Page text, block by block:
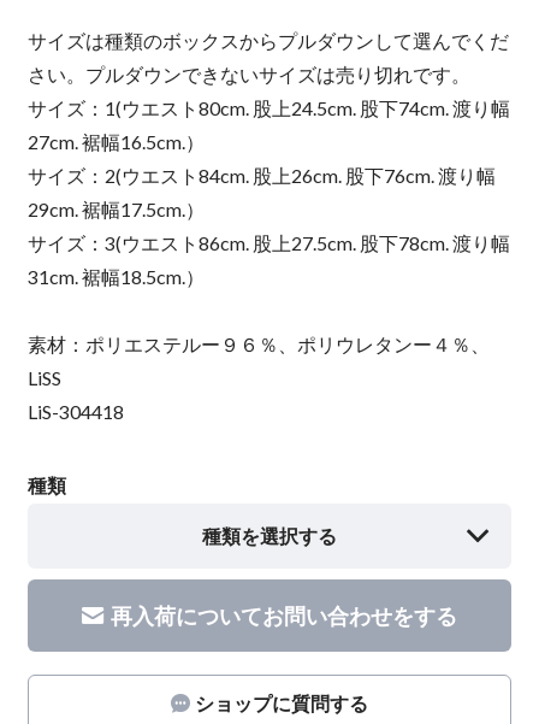
サイズは種類のボックスからプルダウンして選んでくだ
さい。プルダウンできないサイズは売り切れです。
サイズ：1(ウエスト80cm. 股上24.5cm. 股下74cm. 渡り幅
27cm. 裾幅16.5cm.）
サイズ：2(ウエスト84cm. 股上26cm. 股下76cm. 渡り幅
29cm. 裾幅17.5cm.）
サイズ：3(ウエスト86cm. 股上27.5cm. 股下78cm. 渡り幅
31cm. 裾幅18.5cm.）
素材：ポリエステルー９６％、ポリウレタンー４％、
LiSS
LiS-304418
種類
種類を選択する
再入荷についてお問い合わせをする
ショップに質問する